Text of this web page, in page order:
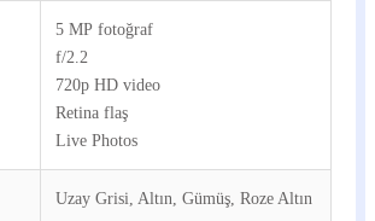
5 MP fotoğraf
f/2.2
720p HD video
Retina flaş
Live Photos
Uzay Grisi, Altın, Gümüş, Roze Altın